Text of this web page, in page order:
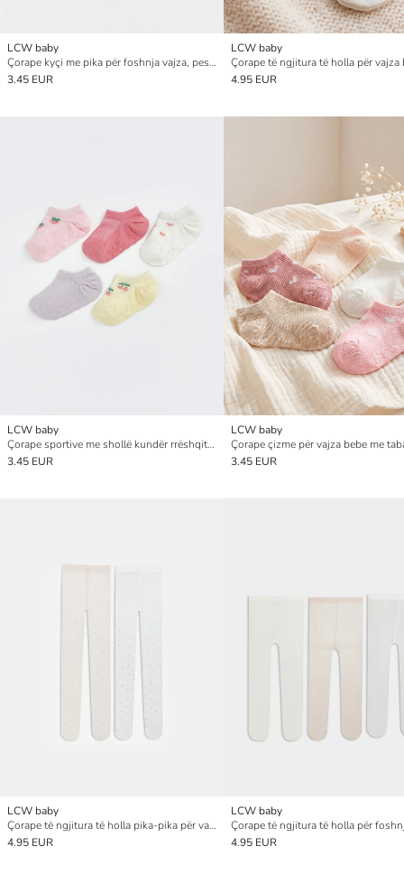
LCW baby
Çorape kyçi me pika për foshnja vajza, pesë-pako
3.45 EUR
LCW baby
4.95 EUR
LCW baby
Çorape sportive me shollë kundër rrëshqitjes për foshnja vajza, pesë-pako
3.45 EUR
LCW baby
3.45 EUR
LCW baby
Çorape të ngjitura të holla pika-pika për vajza bebe 2 pako
4.95 EUR
LCW baby
4.95 EUR